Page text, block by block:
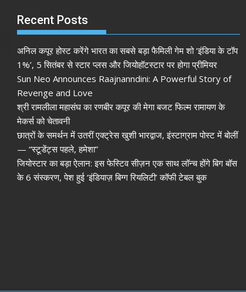
Recent Posts
अनिल कपूर होस्ट करेंगे भारत का सबसे बड़ा फैमिली गेम शो ‘इंडिया के टॉप
1%’, 5 सितंबर से स्टार प्लस और जियोहॉटस्टार पर होगा प्रीमियर
Sun Neo Announces Raajnanndini: A Powerful Story of
Revenge and Love
श्री रामलीला महासंघ का रणबीर कपूर की मेगा बजट फिल्म रामायण के
मेकर्स को चेतावनी
छात्रों के समर्थन में उतरीं एक्ट्रेस खुशी भारद्वाज, इंस्टाग्राम पोस्ट में बोलीं
— “स्टूडेंट्स पहले, हमेशा”
जियोस्टार का बड़ा ऐलान: इस फेस्टिव सीज़न एक साथ लॉन्च होंगे बिग बॉस
के 6 संस्करण, पेश हुई ‘इंडियाज़ बिग्ग रियलिटी’ कॉफी टेबल बुक